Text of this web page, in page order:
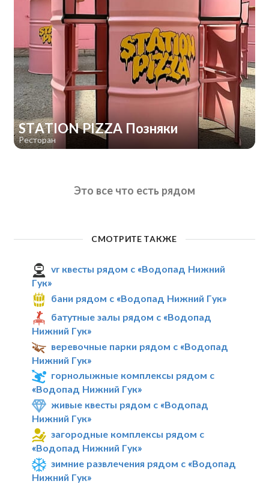
STATION PIZZA Позняки
Ресторан
Это все что есть рядом
СМОТРИТЕ ТАКЖЕ
vr квесты рядом с «Водопад Нижний
Гук»
бани рядом с «Водопад Нижний Гук»
батутные залы рядом с «Водопад
Нижний Гук»
веревочные парки рядом с «Водопад
Нижний Гук»
горнолыжные комплексы рядом с
«Водопад Нижний Гук»
живые квесты рядом с «Водопад
Нижний Гук»
загородные комплексы рядом с
«Водопад Нижний Гук»
зимние развлечения рядом с «Водопад
Нижний Гук»